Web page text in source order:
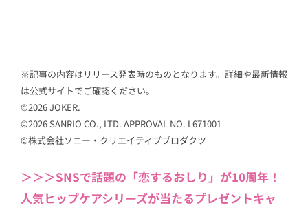
※記事の内容はリリース発表時のものとなります。詳細や最新情報
は公式サイトでご確認ください。
©2026 JOKER.
©2026 SANRIO CO., LTD. APPROVAL NO. L671001
©株式会社ソニー・クリエイティブプロダクツ
＞＞＞SNSで話題の「恋するおしり」が10周年！
人気ヒップケアシリーズが当たるプレゼントキャ